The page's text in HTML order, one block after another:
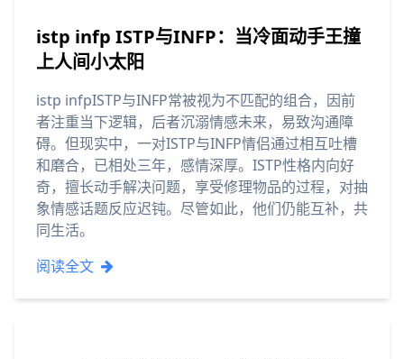
istp infp ISTP与INFP：当冷面动手王撞
上人间小太阳
istp infpISTP与INFP常被视为不匹配的组合，因前
者注重当下逻辑，后者沉溺情感未来，易致沟通障
碍。但现实中，一对ISTP与INFP情侣通过相互吐槽
和磨合，已相处三年，感情深厚。ISTP性格内向好
奇，擅长动手解决问题，享受修理物品的过程，对抽
象情感话题反应迟钝。尽管如此，他们仍能互补，共
同生活。
阅读全文